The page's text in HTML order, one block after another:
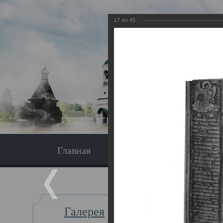
Главная
Галерея
Главная
17 из 45